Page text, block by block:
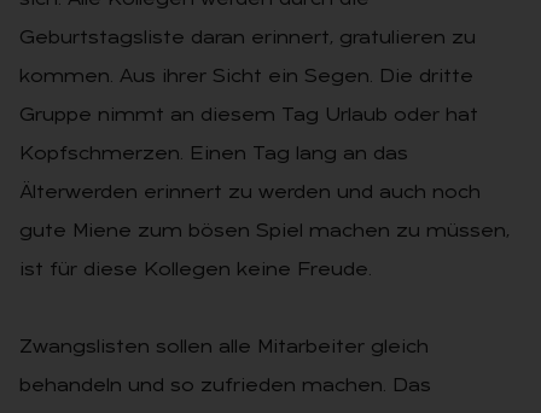
Geburtstagsliste daran erinnert, gratulieren zu
kommen. Aus ihrer Sicht ein Segen. Die dritte
Gruppe nimmt an diesem Tag Urlaub oder hat
Kopfschmerzen. Einen Tag lang an das
Älterwerden erinnert zu werden und auch noch
gute Miene zum bösen Spiel machen zu müssen,
ist für diese Kollegen keine Freude.
Zwangslisten sollen alle Mitarbeiter gleich
behandeln und so zufrieden machen. Das